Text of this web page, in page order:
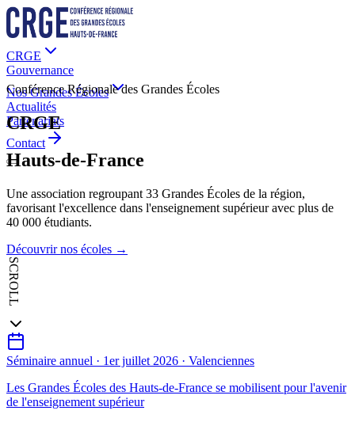
CRGE
Gouvernance
Nos Grandes Écoles
Actualités
Partenariats
Contact
Conférence Régionale des Grandes Écoles
CRGE
Hauts-de-France
Une association regroupant 33 Grandes Écoles de la région,
favorisant l'excellence dans l'enseignement supérieur avec plus de
40 000 étudiants.
Découvrir nos écoles →
SCROLL
Séminaire annuel · 1er juillet 2026 · Valenciennes
Les Grandes Écoles des Hauts-de-France se mobilisent pour l'avenir
de l'enseignement supérieur